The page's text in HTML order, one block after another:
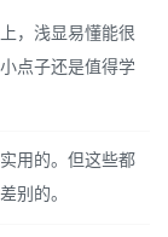
，浅显易懂能很
点子还是值得学
用的。但这些都
别的。